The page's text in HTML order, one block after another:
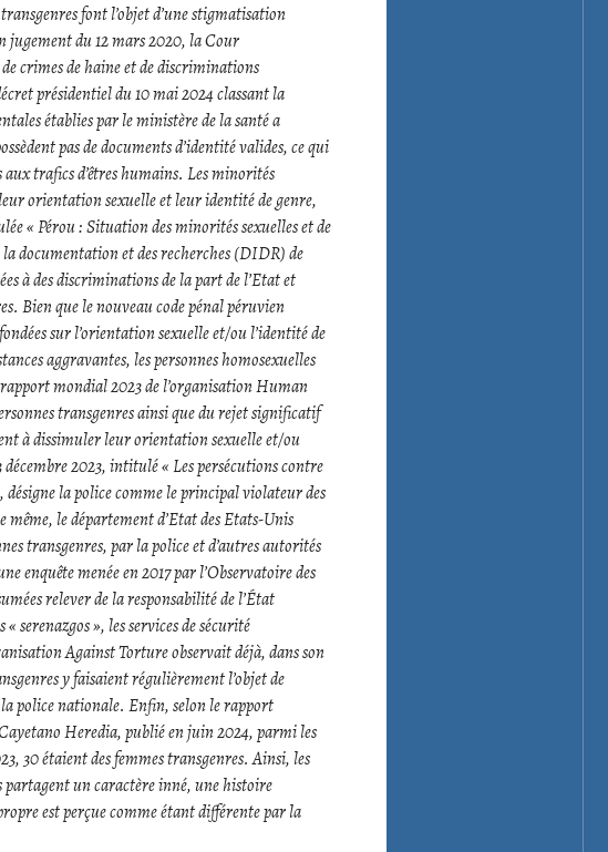
font l’objet d’une stigmatisation
jugement du 12 mars 2020, la Cour
crimes de haine et de discriminations
présidentiel du 10 mai 2024 classant la
établies par le ministère de la santé a
pas de documents d’identité valides, ce qui
trafics d’êtres humains. Les minorités
orientation sexuelle et leur identité de genre,
« Pérou : Situation des minorités sexuelles et de
documentation et des recherches (DIDR) de
à des discriminations de la part de l’Etat et
Bien que le nouveau code pénal péruvien
sur l’orientation sexuelle et/ou l’identité de
aggravantes, les personnes homosexuelles
mondial 2023 de l’organisation Human
transgenres ainsi que du rejet significatif
à dissimuler leur orientation sexuelle et/ou
2023, intitulé « Les persécutions contre
la police comme le principal violateur des
le département d’Etat des Etats-Unis
transgenres, par la police et d’autres autorités
enquête menée en 2017 par l’Observatoire des
relever de la responsabilité de l’État
serenazgos », les services de sécurité
Against Torture observait déjà, dans son
y faisaient régulièrement l’objet de
la police nationale. Enfin, selon le rapport
Heredia, publié en juin 2024, parmi les
30 étaient des femmes transgenres. Ainsi, les
partagent un caractère inné, une histoire
est perçue comme étant différente par la